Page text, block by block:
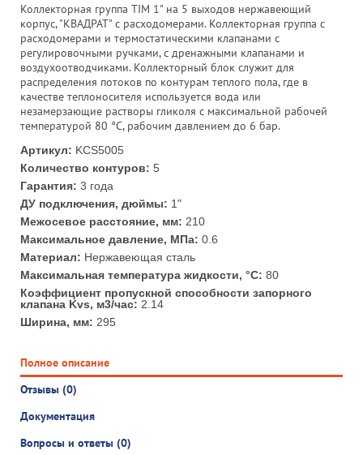
Коллекторная группа TIM 1" на 5 выходов нержавеющий
корпус, "КВАДРАТ" с расходомерами. Коллекторная группа с
расходомерами и термостатическими клапанами с
регулировочными ручками, с дренажными клапанами и
воздухоотводчиками. Коллекторный блок служит для
распределения потоков по контурам теплого пола, где в
качестве теплоносителя используется вода или
незамерзающие растворы гликоля с максимальной рабочей
температурой 80 °C, рабочим давлением до 6 бар.
Артикул: KCS5005
Количество контуров: 5
Гарантия: 3 года
ДУ подключения, дюймы: 1"
Межосевое расстояние, мм: 210
Максимальное давление, МПа: 0.6
Материал: Нержавеющая сталь
Максимальная температура жидкости, °С: 80
Коэффициент пропускной способности запорного
клапана Kvs, м3/час: 2.14
Ширина, мм: 295
Полное описание
Отзывы (0)
Документация
Вопросы и ответы (0)